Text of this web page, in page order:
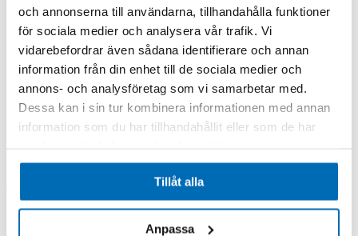
och annonserna till användarna, tillhandahålla funktioner
för sociala medier och analysera vår trafik. Vi
vidarebefordrar även sådana identifierare och annan
information från din enhet till de sociala medier och
annons- och analysföretag som vi samarbetar med.
Dessa kan i sin tur kombinera informationen med annan
information som du har tillhandahållit eller som de har
Tillåt alla
Anpassa
Produkten finns i följande kategorier:
Cover,dozer Cylinder